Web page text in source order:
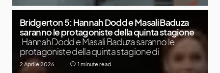
Bridgerton 5: Hannah Dodd e Masali Baduza
saranno le protagoniste della quinta stagione
Hannah Dodd e Masali Baduza saranno le
protagoniste della quinta stagione di
2 Aprile 2026 1 minute read